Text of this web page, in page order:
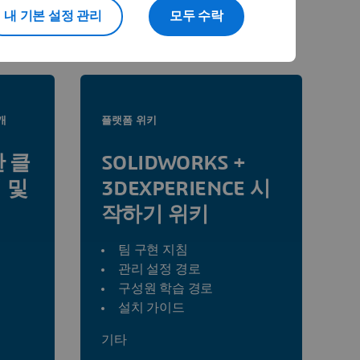
클
및
플랫폼 위키
SOLIDWORKS +
3DEXPERIENCE 시
작하기 위키
팀 구현 지침
관리 설정 경로
구성원 학습 경로
설치 가이드
기타
모두 수락
내 기본 설정 관리